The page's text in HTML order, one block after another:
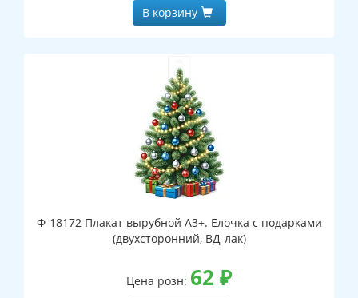
В корзину
Ф-18172 Плакат вырубной А3+. Елочка с подарками
(двухсторонний, ВД-лак)
Цена розн: 62 ₽